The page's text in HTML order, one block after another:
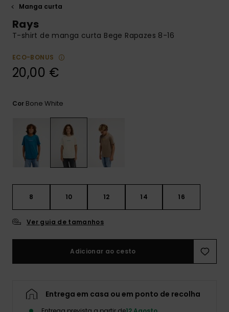
Encontra
contacto.
Consultar
as FAQ
DESEJO
Manga curta
Rays
T-shirt de manga curta Bege Rapazes 8-16
ECO-BONUS
20,00 €
Cor Bone White
8 10 12 14 16
Ver guia de tamanhos
Adicionar ao cesto
Entrega em casa ou em ponto de recolha